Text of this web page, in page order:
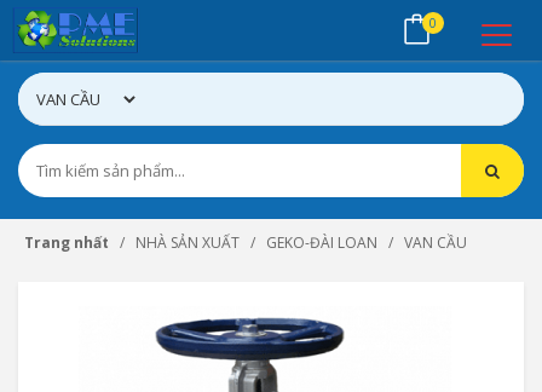
0
Trang nhất NHÀ SẢN XUẤT GEKO-ĐÀI LOAN VAN CẦU